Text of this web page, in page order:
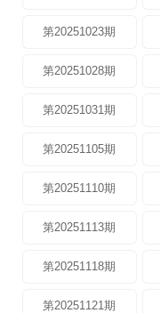
第20251023期
第20251028期
第20251031期
第20251105期
第20251110期
第20251113期
第20251118期
第20251121期